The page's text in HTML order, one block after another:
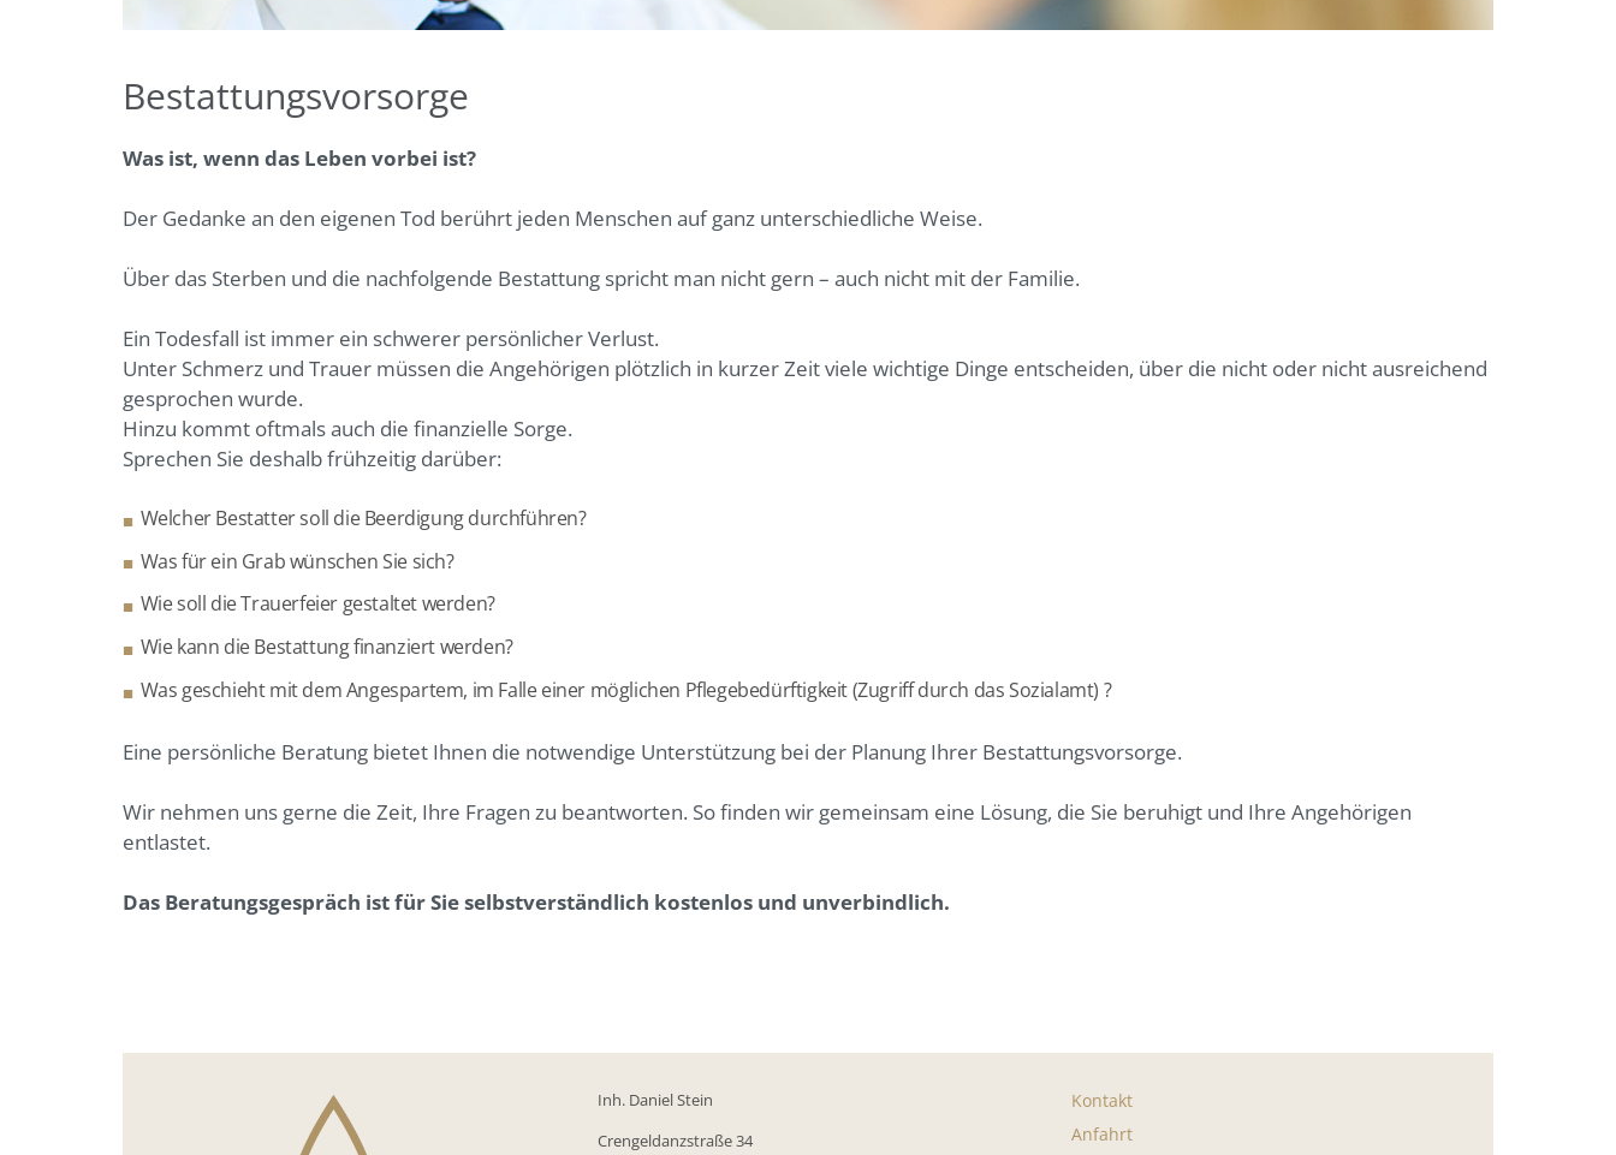
Bestattungsvorsorge
Was ist, wenn das Leben vorbei ist?
Der Gedanke an den eigenen Tod berührt jeden Menschen auf ganz unterschiedliche Weise.
Über das Sterben und die nachfolgende Bestattung spricht man nicht gern – auch nicht mit der Familie.
Ein Todesfall ist immer ein schwerer persönlicher Verlust.
Unter Schmerz und Trauer müssen die Angehörigen plötzlich in kurzer Zeit viele wichtige Dinge entscheiden, über die nicht oder nicht ausreichend
gesprochen wurde.
Hinzu kommt oftmals auch die finanzielle Sorge.
Sprechen Sie deshalb frühzeitig darüber:
Welcher Bestatter soll die Beerdigung durchführen?
Was für ein Grab wünschen Sie sich?
Wie soll die Trauerfeier gestaltet werden?
Wie kann die Bestattung finanziert werden?
Was geschieht mit dem Angespartem, im Falle einer möglichen Pflegebedürftigkeit (Zugriff durch das Sozialamt) ?
Eine persönliche Beratung bietet Ihnen die notwendige Unterstützung bei der Planung Ihrer Bestattungsvorsorge.
Wir nehmen uns gerne die Zeit, Ihre Fragen zu beantworten. So finden wir gemeinsam eine Lösung, die Sie beruhigt und Ihre Angehörigen
entlastet.
Das Beratungsgespräch ist für Sie selbstverständlich kostenlos und unverbindlich.
Inh. Daniel Stein
Crengeldanzstraße 34
Kontakt
Anfahrt